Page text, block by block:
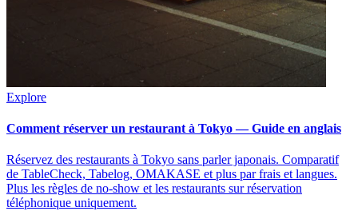
Explore
Comment réserver un restaurant à Tokyo — Guide en anglais
Réservez des restaurants à Tokyo sans parler japonais. Comparatif
de TableCheck, Tabelog, OMAKASE et plus par frais et langues.
Plus les règles de no-show et les restaurants sur réservation
téléphonique uniquement.